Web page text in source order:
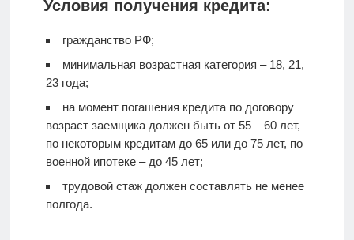
Условия получения кредита:
гражданство РФ;
минимальная возрастная категория – 18, 21,
23 года;
на момент погашения кредита по договору
возраст заемщика должен быть от 55 – 60 лет,
по некоторым кредитам до 65 или до 75 лет, по
военной ипотеке – до 45 лет;
трудовой стаж должен составлять не менее
полгода.